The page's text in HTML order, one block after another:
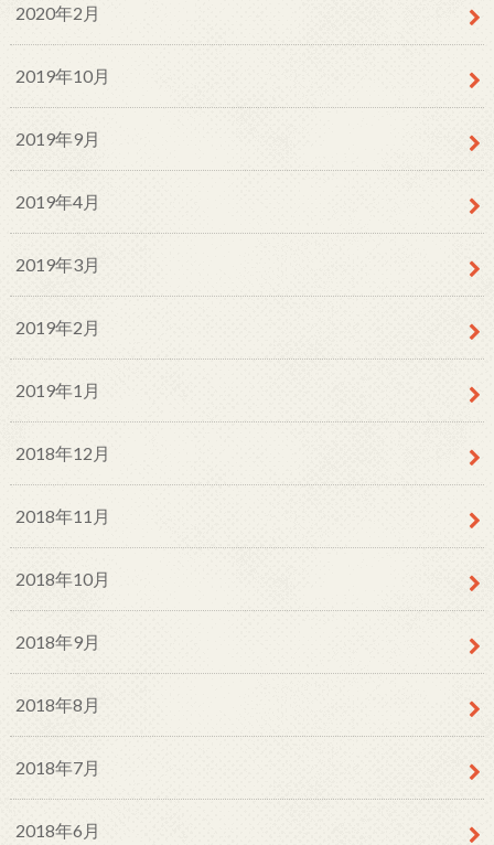
2020年2月
2019年10月
2019年9月
2019年4月
2019年3月
2019年2月
2019年1月
2018年12月
2018年11月
2018年10月
2018年9月
2018年8月
2018年7月
2018年6月